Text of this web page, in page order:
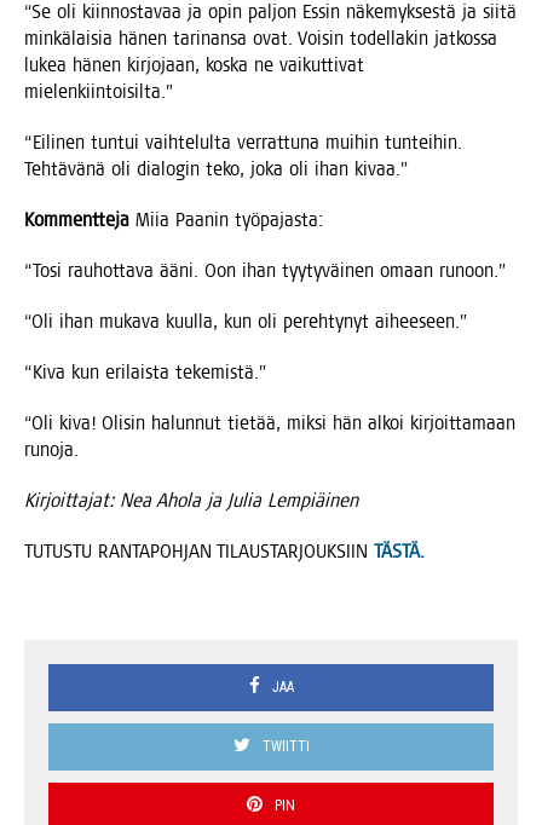
“Se oli kiin­nos­ta­vaa ja opin pal­jon Essin näke­myk­ses­tä ja sii­tä
min­kä­lai­sia hänen tari­nan­sa ovat. Voi­sin todel­la­kin jat­kos­sa
lukea hänen kir­jo­jaan, kos­ka ne vai­kut­ti­vat
mielenkiintoisilta.”
“Eili­nen tun­tui vaih­te­lul­ta ver­rat­tu­na mui­hin tun­tei­hin.
Teh­tä­vä­nä oli dia­lo­gin teko, joka oli ihan kivaa.”
Kom­ment­te­ja Miia Paa­nin työpajasta:
“Tosi rau­hot­ta­va ääni. Oon ihan tyy­ty­väi­nen omaan runoon.”
“Oli ihan muka­va kuul­la, kun oli pereh­ty­nyt aiheeseen.”
“Kiva kun eri­lais­ta tekemistä.”
“Oli kiva! Oli­sin halun­nut tie­tää, mik­si hän alkoi kir­joit­ta­maan
runoja.
Kir­joit­ta­jat: Nea Aho­la ja Julia Lempiäinen
TUTUSTU RANTAPOHJAN TILAUSTARJOUKSIIN TÄSTÄ.
JAA
TWIITTI
PIN